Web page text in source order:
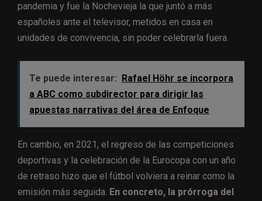
pandemia y fue la Nochevieja la que juntó a más
españoles ante el televisor, metidos en casa en
unidades de convivencia, sin poder celebrarla fuera.
Te puede interesar:
Rafael Höhr se incorpora
a ABC como subdirector para dirigir las
apuestas narrativas del área de Enfoque
En cambio, en 2021, el regreso de las competiciones
deportivas y la celebración de la Eurocopa con un año
de retraso hizo que el fútbol volviera a reinar como la
emisión más seguida. En concreto, la prórroga del